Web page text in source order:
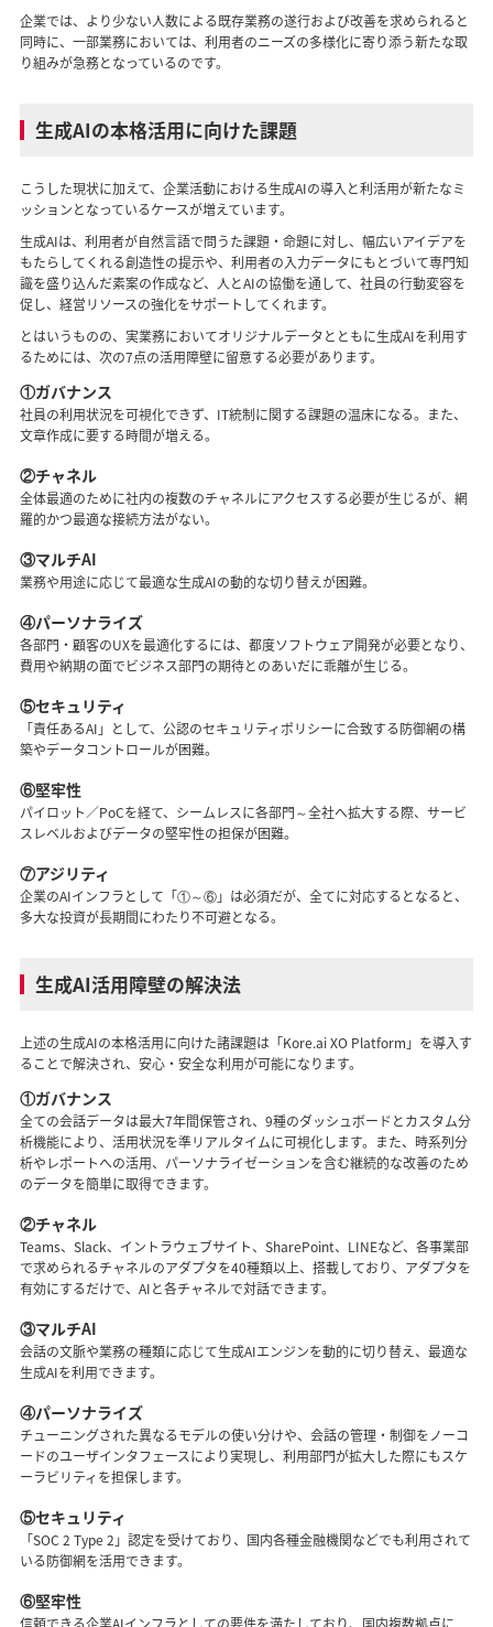
企業では、より少ない人数による既存業務の遂行および改善を求められると
同時に、一部業務においては、利用者のニーズの多様化に寄り添う新たな取
り組みが急務となっているのです。
生成AIの本格活用に向けた課題
こうした現状に加えて、企業活動における生成AIの導入と利活用が新たなミ
ッションとなっているケースが増えています。
生成AIは、利用者が自然言語で問うた課題・命題に対し、幅広いアイデアを
もたらしてくれる創造性の提示や、利用者の入力データにもとづいて専門知
識を盛り込んだ素案の作成など、人とAIの協働を通して、社員の行動変容を
促し、経営リソースの強化をサポートしてくれます。
とはいうものの、実業務においてオリジナルデータとともに生成AIを利用す
るためには、次の7点の活用障壁に留意する必要があります。
①ガバナンス
社員の利用状況を可視化できず、IT統制に関する課題の温床になる。また、
文章作成に要する時間が増える。
②チャネル
全体最適のために社内の複数のチャネルにアクセスする必要が生じるが、網
羅的かつ最適な接続方法がない。
③マルチAI
業務や用途に応じて最適な生成AIの動的な切り替えが困難。
④パーソナライズ
各部門・顧客のUXを最適化するには、都度ソフトウェア開発が必要となり、
費用や納期の面でビジネス部門の期待とのあいだに乖離が生じる。
⑤セキュリティ
「責任あるAI」として、公認のセキュリティポリシーに合致する防御網の構
築やデータコントロールが困難。
⑥堅牢性
パイロット／PoCを経て、シームレスに各部門～全社へ拡大する際、サービ
スレベルおよびデータの堅牢性の担保が困難。
⑦アジリティ
企業のAIインフラとして「①～⑥」は必須だが、全てに対応するとなると、
多大な投資が長期間にわたり不可避となる。
生成AI活用障壁の解決法
上述の生成AIの本格活用に向けた諸課題は「Kore.ai XO Platform」を導入す
ることで解決され、安心・安全な利用が可能になります。
①ガバナンス
全ての会話データは最大7年間保管され、9種のダッシュボードとカスタム分
析機能により、活用状況を準リアルタイムに可視化します。また、時系列分
析やレポートへの活用、パーソナライゼーションを含む継続的な改善のため
のデータを簡単に取得できます。
②チャネル
Teams、Slack、イントラウェブサイト、SharePoint、LINEなど、各事業部
で求められるチャネルのアダプタを40種類以上、搭載しており、アダプタを
有効にするだけで、AIと各チャネルで対話できます。
③マルチAI
会話の文脈や業務の種類に応じて生成AIエンジンを動的に切り替え、最適な
生成AIを利用できます。
④パーソナライズ
チューニングされた異なるモデルの使い分けや、会話の管理・制御をノーコ
ードのユーザインタフェースにより実現し、利用部門が拡大した際にもスケ
ーラビリティを担保します。
⑤セキュリティ
「SOC 2 Type 2」認定を受けており、国内各種金融機関などでも利用されて
いる防御網を活用できます。
⑥堅牢性